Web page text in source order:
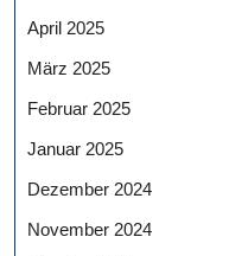
April 2025
März 2025
Februar 2025
Januar 2025
Dezember 2024
November 2024